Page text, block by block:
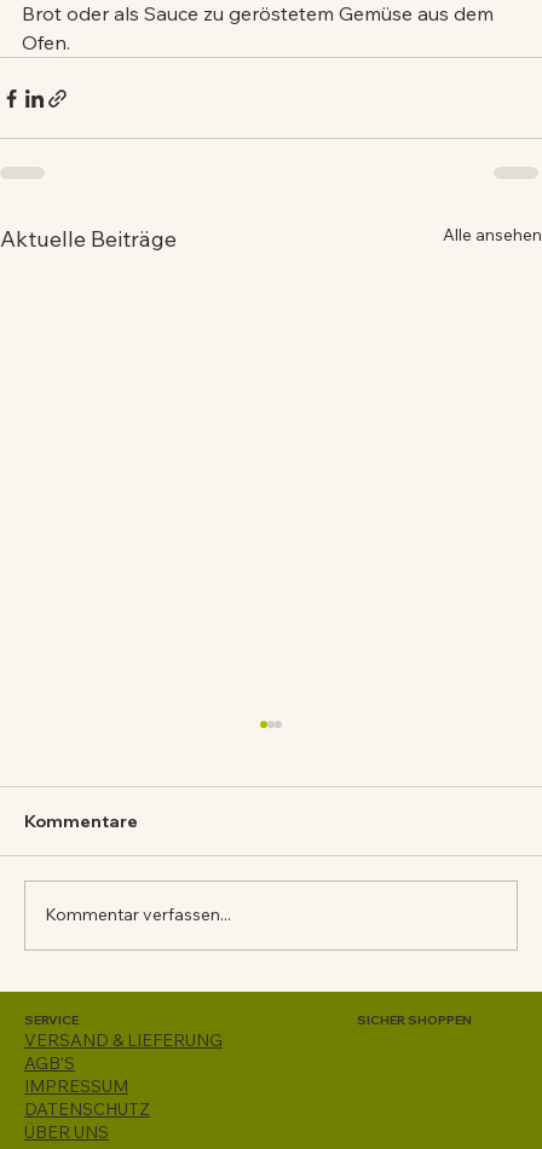
Brot oder als Sauce zu geröstetem Gemüse aus dem
Ofen.
Aktuelle Beiträge Alle ansehen
Kommentare
Kommentar verfassen...
SERVICE
VERSAND & LIEFERUNG
AGB'S
IMPRESSUM
DATENSCHUTZ
ÜBER UNS
SICHER SHOPPEN